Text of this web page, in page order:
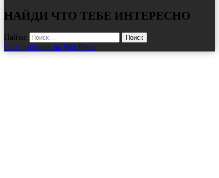
НАЙДИ ЧТО ТЕБЕ ИНТЕРЕСНО
Найти:
Сайт работает на WordPress